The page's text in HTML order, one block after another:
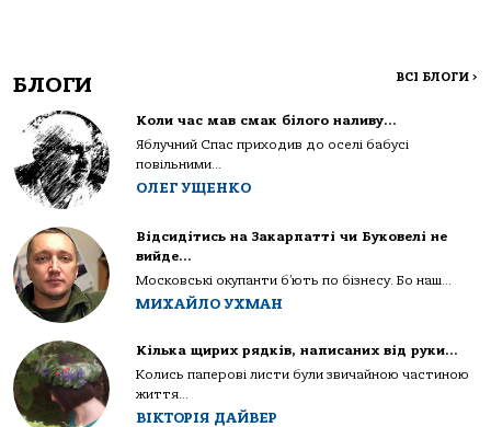
БЛОГИ ВСІ БЛОГИ >
Коли час мав смак білого наливу…
Яблучний Спас приходив до оселі бабусі
повільними...
ОЛЕГ УЩЕНКО
Відсидітись на Закарпатті чи Буковелі не
вийде…
Московські окупанти б’ють по бізнесу. Бо наш...
МИХАЙЛО УХМАН
Кілька щирих рядків, написаних від руки…
Колись паперові листи були звичайною частиною
життя...
ВІКТОРІЯ ДАЙВЕР